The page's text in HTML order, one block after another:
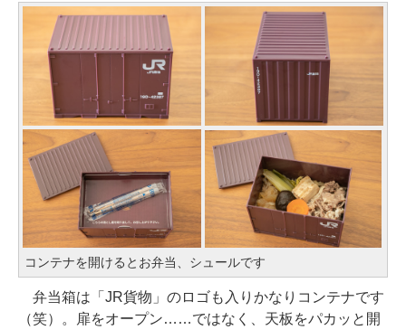
コンテナを開けるとお弁当、シュールです
弁当箱は「JR貨物」のロゴも入りかなりコンテナです
（笑）。扉をオープン……ではなく、天板をパカッと開